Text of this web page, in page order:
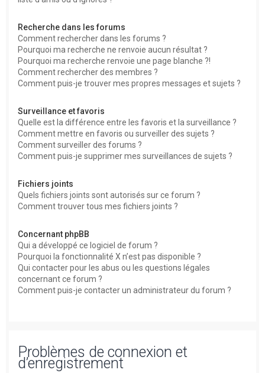
Recherche dans les forums
Comment rechercher dans les forums ?
Pourquoi ma recherche ne renvoie aucun résultat ?
Pourquoi ma recherche renvoie une page blanche ?!
Comment rechercher des membres ?
Comment puis-je trouver mes propres messages et sujets ?
Surveillance et favoris
Quelle est la différence entre les favoris et la surveillance ?
Comment mettre en favoris ou surveiller des sujets ?
Comment surveiller des forums ?
Comment puis-je supprimer mes surveillances de sujets ?
Fichiers joints
Quels fichiers joints sont autorisés sur ce forum ?
Comment trouver tous mes fichiers joints ?
Concernant phpBB
Qui a développé ce logiciel de forum ?
Pourquoi la fonctionnalité X n’est pas disponible ?
Qui contacter pour les abus ou les questions légales
concernant ce forum ?
Comment puis-je contacter un administrateur du forum ?
Problèmes de connexion et
d’enregistrement